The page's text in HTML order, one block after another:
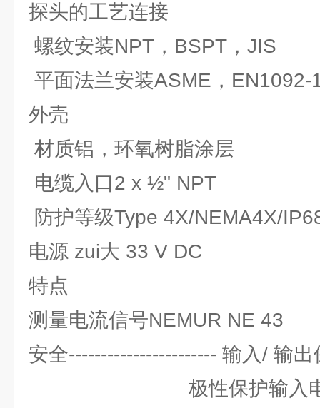
探头的工艺连接
螺纹安装NPT，BSPT，JIS
平面法兰安装ASME，EN1092-
外壳
材质铝，环氧树脂涂层
电缆入口2 x ½" NPT
防护等级Type 4X/NEMA4X/
电源 zui大 33 V DC
特点
测量电流信号NEMUR NE 43
安全----------------------- 输入/ 输
极性保护输入电